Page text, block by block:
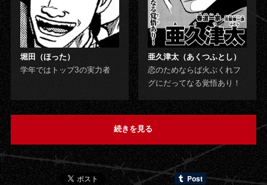
堀田（ほった）
学年ではトップ3の実力者
亜久津太（あくつふとし）
恋のためならば火ぶくれフ
グにだってなる覚悟あり！
続きを見る